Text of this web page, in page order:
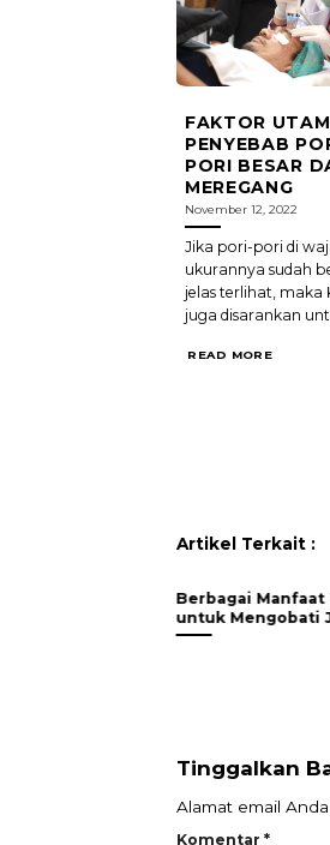
FAKTOR
PENYEBAB
PORI BESAR
MEREGANG
November 12, 2022
Jika pori-pori di
ukurannya sudah
jelas terlihat, maka
juga disarankan
READ MORE
Artikel Terkait :
Berbagai Manfaat
untuk Mengobati
Tinggalkan
Alamat email
Komentar *